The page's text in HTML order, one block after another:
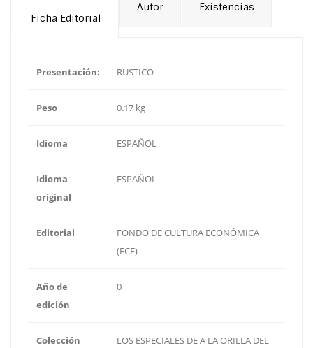
Ficha Editorial
Autor Existencias
Presentación: RUSTICO
Peso 0.17 kg
Idioma ESPAÑOL
Idioma
original
ESPAÑOL
Editorial
FONDO DE CULTURA ECONÓMICA
(FCE)
Año de
edición
0
Colección
LOS ESPECIALES DE A LA ORILLA DEL